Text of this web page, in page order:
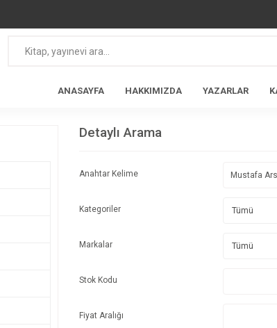
ANASAYFA HAKKIMIZDA YAZARLAR
Detaylı Arama
Anahtar Kelime
Kategoriler
Markalar
Stok Kodu
Fiyat Aralığı